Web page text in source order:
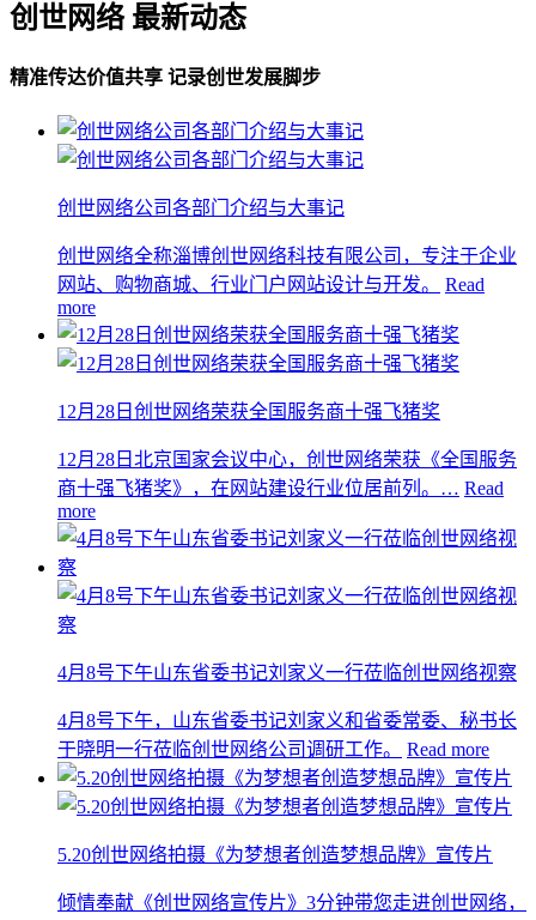
创世网络 最新动态
精准传达价值共享 记录创世发展脚步
创世网络公司各部门介绍与大事记
创世网络全称淄博创世网络科技有限公司，专注于企业
网站、购物商城、行业门户网站设计与开发。
Read
more
12月28日创世网络荣获全国服务商十强飞猪奖
12月28日北京国家会议中心，创世网络荣获《全国服务
商十强飞猪奖》，在网站建设行业位居前列。… Read
more
4月8号下午山东省委书记刘家义一行莅临创世网络视察
4月8号下午，山东省委书记刘家义和省委常委、秘书长
于晓明一行莅临创世网络公司调研工作。
Read more
5.20创世网络拍摄《为梦想者创造梦想品牌》宣传片
倾情奉献《创世网络宣传片》3分钟带您走进创世网络，